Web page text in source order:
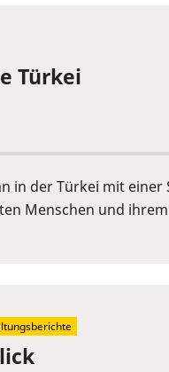
Türkei
in der Türkei mit
Menschen und ihrem